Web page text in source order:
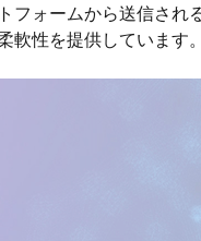
フォームから送信され
性を提供しています。